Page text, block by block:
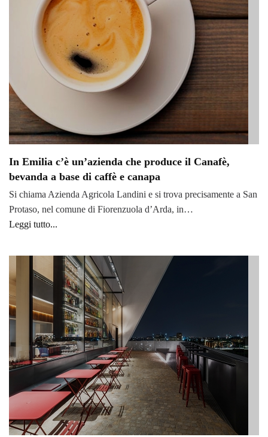
In Emilia c’è un’azienda che produce il Canafè,
bevanda a base di caffè e canapa
Si chiama Azienda Agricola Landini e si trova precisamente a San
Protaso, nel comune di Fiorenzuola d’Arda, in…
Leggi tutto...